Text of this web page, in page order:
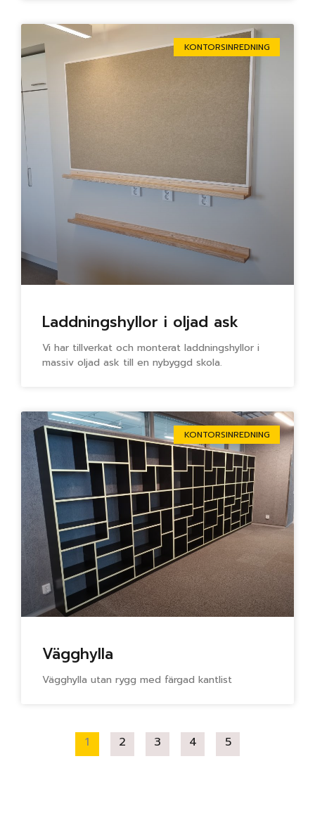
KONTORSINREDNING
Laddningshyllor i oljad ask
Vi har tillverkat och monterat laddningshyllor i
massiv oljad ask till en nybyggd skola.
KONTORSINREDNING
Vägghylla
Vägghylla utan rygg med färgad kantlist
1 2 3 4 5